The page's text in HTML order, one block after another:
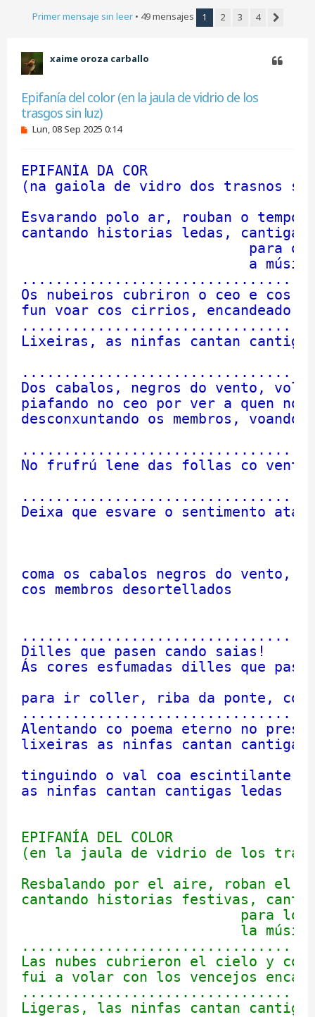
Primer mensaje sin leer• 49 mensajes 1 2 3
4
xaime oroza carballo
Epifanía del color (en la jaula de vidrio de los
trasgos sin luz)
M
a
j
e
i
n
l
Lun, 08 Sep 2025 0:14
EPIFANÍA DA COR
(na gaiola de vidro dos trasnos
Esvarando polo ar, rouban o
cantando historias ledas,
para
a
Os nubeiros cubriron o ceo e cos
fun voar cos cirrios, encandeado
Lixeiras, as ninfas cantan
Dos cabalos, negros do vento,
piafando no ceo por ver a quen
desconxuntando os membros,
No frufrú lene das follas co vento,
Deixa que esvare o sentimento ata
coma os cabalos negros do vento,
cos membros desortellados
Dilles que pasen cando saias!
Ás cores esfumadas dilles que
para ir coller, riba da ponte, coas
Alentando co poema eterno no
lixeiras as ninfas cantan cantigas
tinguindo o val coa escintilante
as ninfas cantan cantigas ledas
EPIFANÍA DEL COLOR
(en la jaula de vidrio de los
Resbalando por el aire, roban el
cantando historias festivas,
para
la
Las nubes cubrieron el cielo y
fui a volar con los vencejos
Ligeras, las ninfas cantan